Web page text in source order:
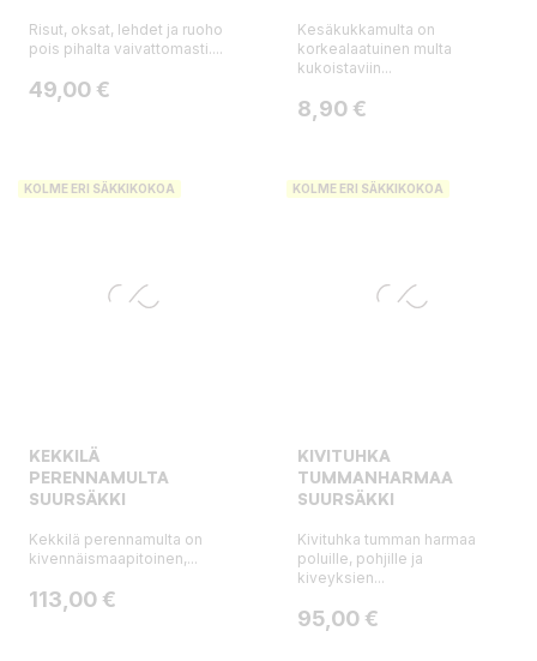
Risut, oksat, lehdet ja ruoho
pois pihalta vaivattomasti....
Hinta
49,00 €
Kesäkukkamulta on
korkealaatuinen multa
kukoistaviin...
Hinta
8,90 €
KOLME ERI SÄKKIKOKOA
KEKKILÄ
PERENNAMULTA
SUURSÄKKI
Kekkilä perennamulta on
kivennäismaapitoinen,...
Hinta
113,00 €
KOLME ERI SÄKKIKOKOA
KIVITUHKA
TUMMANHARMAA
SUURSÄKKI
Kivituhka tumman harmaa
poluille, pohjille ja
kiveyksien...
Hinta
95,00 €